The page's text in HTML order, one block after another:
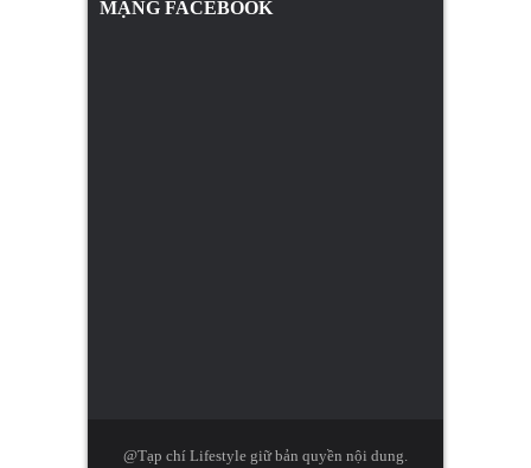
MẠNG FACEBOOK
@Tạp chí Lifestyle giữ bản quyền nội dung.